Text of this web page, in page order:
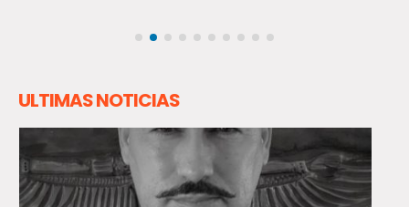
ULTIMAS NOTICIAS